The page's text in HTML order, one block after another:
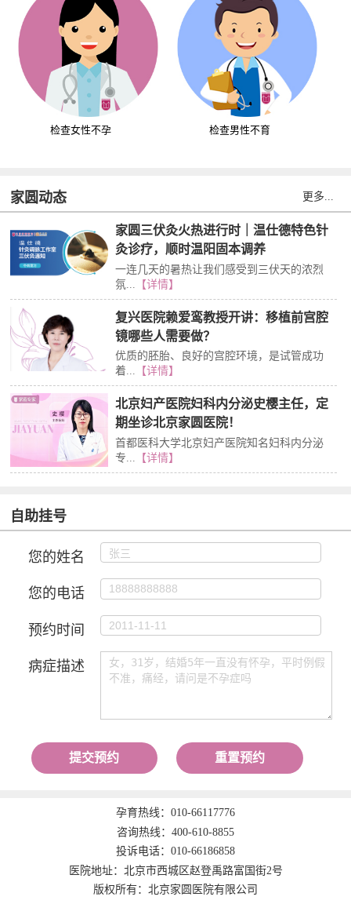
检查女性不孕 检查男性不育
家圆动态 更多...
家圆三伏灸火热进行时｜温仕德特色针
灸诊疗，顺时温阳固本调养
一连几天的暑热让我们感受到三伏天的浓烈
氛...
【详情】
复兴医院赖爱鸾教授开讲：移植前宫腔
镜哪些人需要做？
优质的胚胎、良好的宫腔环境，是试管成功
着... 【详情】
北京妇产医院妇科内分泌史樱主任，定
期坐诊北京家圆医院！
首都医科大学北京妇产医院知名妇科内分泌
专...
【详情】
自助挂号
您的姓名
您的电话
预约时间
病症描述
提交预约 重置预约
孕育热线： 010-66117776
咨询热线： 400-610-8855
投诉电话： 010-66186858
医院地址：北京市西城区赵登禹路富国街2号
版权所有：北京家圆医院有限公司